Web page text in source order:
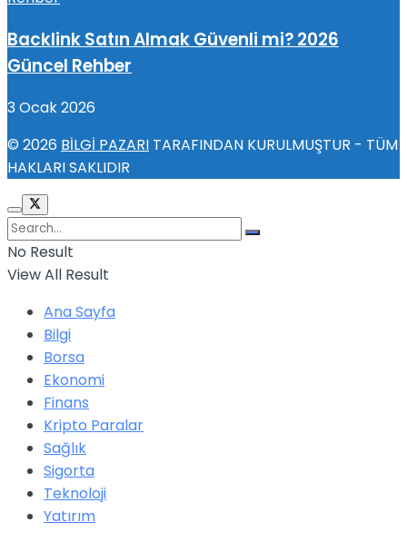
Backlink Satın Almak Güvenli mi? 2026
Güncel Rehber
3 Ocak 2026
© 2026 BİLGİ PAZARI TARAFINDAN KURULMUŞTUR - TÜM
HAKLARI SAKLIDIR
No Result
View All Result
Ana Sayfa
Bilgi
Borsa
Ekonomi
Finans
Kripto Paralar
Sağlık
Sigorta
Teknoloji
Yatırım